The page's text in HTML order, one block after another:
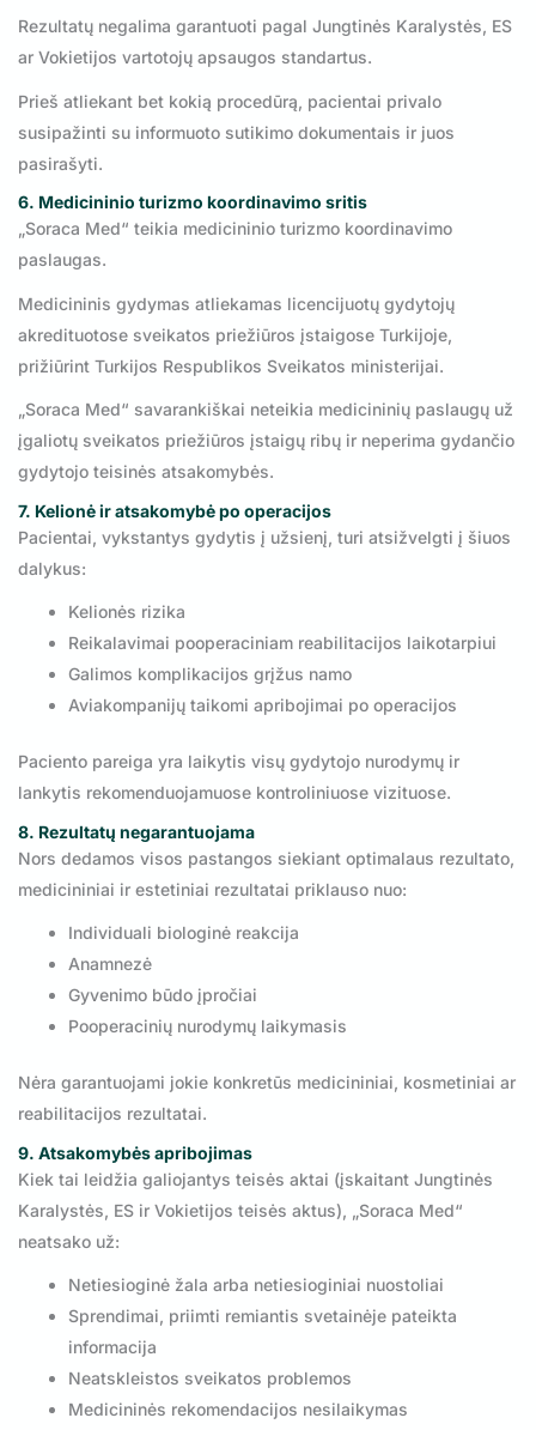
Rezultatų negalima garantuoti pagal Jungtinės Karalystės, ES
ar Vokietijos vartotojų apsaugos standartus.
Prieš atliekant bet kokią procedūrą, pacientai privalo
susipažinti su informuoto sutikimo dokumentais ir juos
pasirašyti.
6. Medicininio turizmo koordinavimo sritis
„Soraca Med“ teikia medicininio turizmo koordinavimo
paslaugas.
Medicininis gydymas atliekamas licencijuotų gydytojų
akredituotose sveikatos priežiūros įstaigose Turkijoje,
prižiūrint Turkijos Respublikos Sveikatos ministerijai.
„Soraca Med“ savarankiškai neteikia medicininių paslaugų už
įgaliotų sveikatos priežiūros įstaigų ribų ir neperima gydančio
gydytojo teisinės atsakomybės.
7. Kelionė ir atsakomybė po operacijos
Pacientai, vykstantys gydytis į užsienį, turi atsižvelgti į šiuos
dalykus:
Kelionės rizika
Reikalavimai pooperaciniam reabilitacijos laikotarpiui
Galimos komplikacijos grįžus namo
Aviakompanijų taikomi apribojimai po operacijos
Paciento pareiga yra laikytis visų gydytojo nurodymų ir
lankytis rekomenduojamuose kontroliniuose vizituose.
8. Rezultatų negarantuojama
Nors dedamos visos pastangos siekiant optimalaus rezultato,
medicininiai ir estetiniai rezultatai priklauso nuo:
Individuali biologinė reakcija
Anamnezė
Gyvenimo būdo įpročiai
Pooperacinių nurodymų laikymasis
Nėra garantuojami jokie konkretūs medicininiai, kosmetiniai ar
reabilitacijos rezultatai.
9. Atsakomybės apribojimas
Kiek tai leidžia galiojantys teisės aktai (įskaitant Jungtinės
Karalystės, ES ir Vokietijos teisės aktus), „Soraca Med“
neatsako už:
Netiesioginė žala arba netiesioginiai nuostoliai
Sprendimai, priimti remiantis svetainėje pateikta
informacija
Neatskleistos sveikatos problemos
Medicininės rekomendacijos nesilaikymas